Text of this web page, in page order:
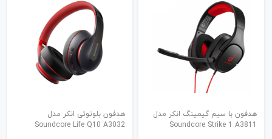
هدفون با سیم گیمینگ انکر مدل
Soundcore Strike 1 A3811
هدفون بلوتوثی انکر مدل
Soundcore Life Q10 A3032